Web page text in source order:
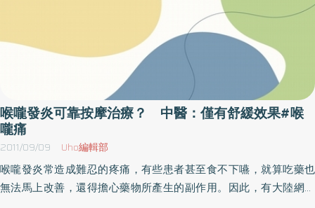
似感冒久治不癒甚或發燒超過三天不退，建議宜即早就醫，由醫師
詳細問診及檢查，以儘早做好疾病控制與治療。
健康。周家伶營養師表示，不曾聽過這種酸鹼中和的保養模式，其
實吃完東西後漱口，才是對牙齒最棒的保護。衛生署食品藥物管理
局公布的水果營養價值中，蘋果富含的營養成分相當多，包括維生
素A、C、E、β胡蘿蔔素、鐵、鉀、非水溶水性纖維等；羅東博愛醫
院心臟內科副院長雷孟桓醫師表示，蘋果不但可減少體內的壞膽固
醇，有助於預防動脈硬化防止心血管疾病，也可以增加腸胃蠕動幫
助排泄。署立台東醫院家醫科醫師黃泓碩提醒民眾，要讓牙齒健康
不作怪，除了養成平時吃完東西漱口的習慣，以及切記早晚刷牙之
外，最好每半年檢查一次牙齒，成人最好也每年洗牙兩次，才是維
護牙齒健康的最佳方式。鮮乳漲翻天 專家：喝豆漿也很營養
http://www.uho.com.tw/hotnews.asp?
喉嚨發炎可靠按摩治療？ 中醫：僅有舒緩效果#喉
嚨痛
2011/09/09 Uho編輯部
喉嚨發炎常造成難忍的疼痛，有些患者甚至食不下嚥，就算吃藥也
無法馬上改善，還得擔心藥物所產生的副作用。因此，有大陸網站